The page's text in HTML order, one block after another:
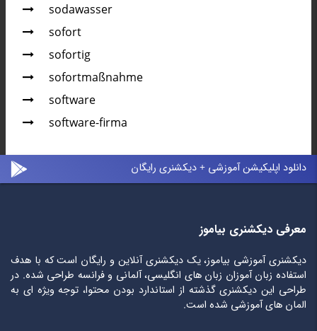
sodawasser
sofort
sofortig
sofortmaßnahme
software
software-firma
دانلود اپلیکیشن آموزشی + دیکشنری رایگان
معرفی دیکشنری بیاموز
دیکشنری آموزشی بیاموز، یک دیکشنری آنلاین و رایگان است که با هدف
استفاده زبان آموزان زبان های انگلیسی، آلمانی و فرانسه طراحی شده. در
طراحی این دیکشنری گذشته از استاندارد بودن محتوا، توجه ویژه ای به
المان های آموزشی شده است.